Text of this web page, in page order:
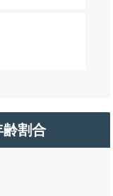
齢割合